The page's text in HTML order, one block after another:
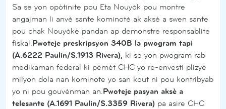
Sa se yon opòtinite pou Eta Nouyòk pou montre
angajman li anvè sante kominotè ak aksè a swen sante
pou chak Nouyòkè pandan ap demonstre responsablite
fiskal.Pwoteje preskripsyon 340B la pwogram tapi
(A.6222 Paulin/S.1913 Rivera), ki se yon pwogram rab
medikaman federal ki pèmèt CHC yo re-envesti plizyè
milyon dola nan kominote yo san kout ni pou kontribyab
yo ni pou gouvènman an.Pwoteje pasyan aksè a
telesante (A.1691 Paulin/S.3359 Rivera) pa asire CHC